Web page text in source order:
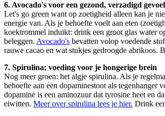
6. Avocado's voor een gezond, verzadigd gevoel
Let's go green want op zoetigheid alleen kan je
energie van. Als je behoefte voelt aan eten
koektrommel induikt: drink een groot glas water
beleggen. Avocado's bevatten volop voedende
rauwe cacao en wat stukjes gedroogde abrikoos.
7. Spirulina; voeding voor je hongerige brein
Nog meer groen: het algje spirulina. Als je
behoefte aan een dopaminestoot als
dopamine is een aminozuur dat tyrosine heet en
eiwitten. Meer over spirulina lees je hier. Drink